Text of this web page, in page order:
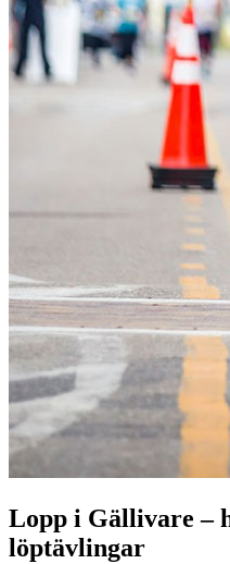
Lopp i Gällivare –
löptävlingar